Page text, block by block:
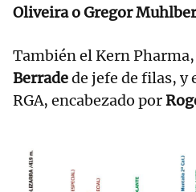
Oliveira o Gregor
También el Kern
Berradede jefe de filas, y
RGA, encabezado por